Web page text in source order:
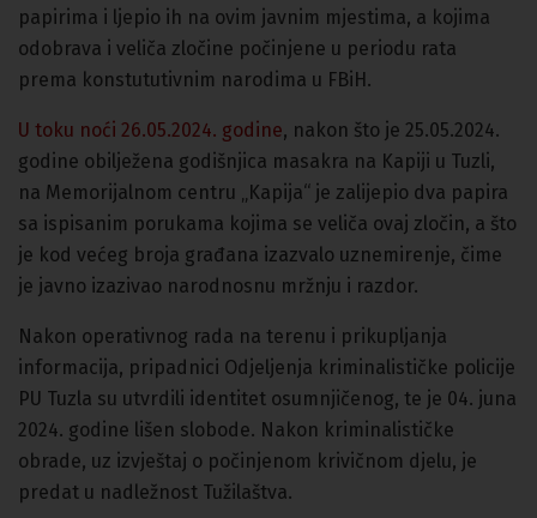
papirima i ljepio ih na ovim javnim mjestima, a kojima
odobrava i veliča zločine počinjene u periodu rata
prema konstututivnim narodima u FBiH.
U toku noći 26.05.2024. godine, nakon što je 25.05.2024.
godine obilježena godišnjica masakra na Kapiji u Tuzli,
na Memorijalnom centru „Kapija“ je zalijepio dva papira
sa ispisanim porukama kojima se veliča ovaj zločin, a što
je kod većeg broja građana izazvalo uznemirenje, čime
je javno izazivao narodnosnu mržnju i razdor.
Nakon operativnog rada na terenu i prikupljanja
informacija, pripadnici Odjeljenja kriminalističke policije
PU Tuzla su utvrdili identitet osumnjičenog, te je 04. juna
2024. godine lišen slobode. Nakon kriminalističke
obrade, uz izvještaj o počinjenom krivičnom djelu, je
predat u nadležnost Tužilaštva.